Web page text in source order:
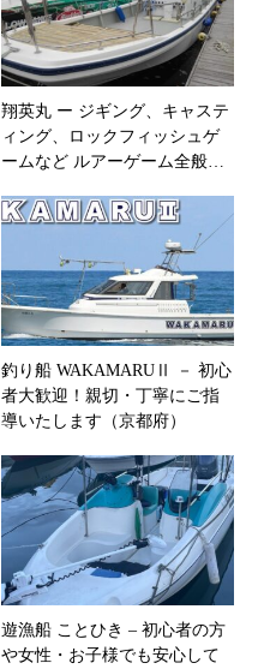
翔英丸 ー ジギング、キャステ
ィング、ロックフィッシュゲ
ームなど ルアーゲーム全般…
釣り船 WAKAMARUⅡ － 初心
者大歓迎！親切・丁寧にご指
導いたします（京都府）
遊漁船 ことひき – 初心者の方
や女性・お子様でも安心して